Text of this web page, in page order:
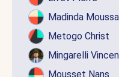
Madinda
Metogo Christ
Mingarelli
Mousset Nans